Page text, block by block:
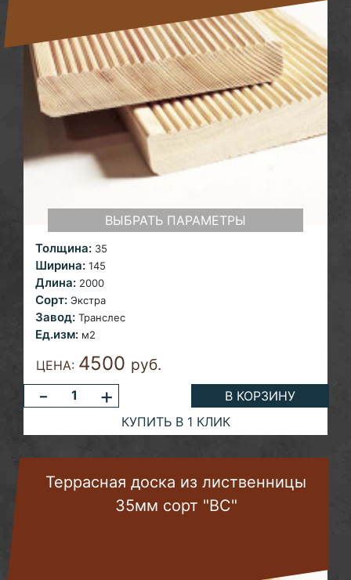
ВЫБРАТЬ ПАРАМЕТРЫ
Толщина: 35
Ширина: 145
Длина: 2000
Сорт: Экстра
Завод: Транслес
Ед.изм: м2
ЦЕНА: 4500 руб.
- +
В КОРЗИНУ
КУПИТЬ В 1 КЛИК
Террасная доска из лиственницы
35мм сорт "BС"